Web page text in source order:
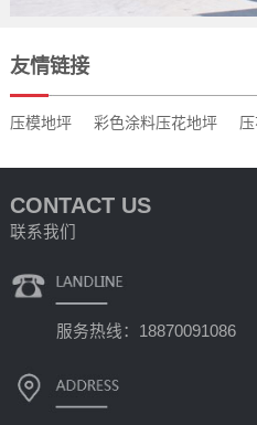
友情链接
压模地坪 彩色涂料压花地坪
CONTACT US
联系我们
服务热线：18870091086